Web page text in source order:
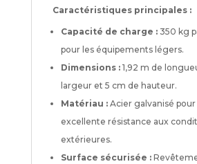
Caractéristiques principales :
Capacité de charge :350 kg
pour les équipements légers.
Dimensions :1,92 m de
largeur et 5 cm de hauteur.
Matériau :Acier galvanisé pour
excellente résistance aux
extérieures.
Surface sécurisée :